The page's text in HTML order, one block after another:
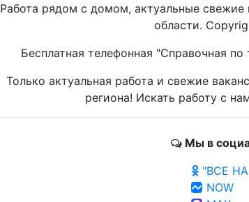
Работа рядом с домом, актуальные
области.
Бесплатная телефонная "Справочная по
Только актуальная работа и свежие
региона! Искать работу с
Мы в
"ВСЕ
NOW